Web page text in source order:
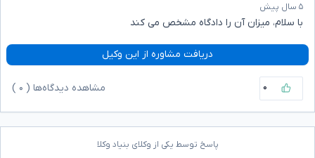
۵ سال پیش
با سلام، میزان آن را دادگاه مشخص می کند
دریافت مشاوره از این وکیل
۰ مشاهده دیدگاه‌ها ( ۰
پاسخ توسط یکی از وکلای بنیاد وکلا